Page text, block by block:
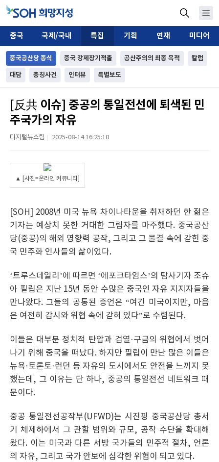
중국 국제/국내 특집 기획 연재 미디어
중국공산당 종식 중국 강제장기적출 공산주의의 최종 목적 칼럼
대담 충칭사건 인터뷰 특별보도
[反共 이슈] 중공의 통일전선에 퇴색된 민
주국가의 자유
디지털뉴스팀 2025-08-14 16:25:10
▲ [사진=온라인 커뮤니티]
[SOH] 2008년 미국 뉴욕 차이나타운을 취재하던 한 젊은
기자는 예상치 못한 거대한 그림자를 마주했다. 중국공산
당(중공)의 해외 영향력 공작, 그리고 그 물결 속에 갇힌 중
국 민주화 인사들의 삶이었다.
‘트루스데일리’에 따르면 ‘에포크타임스’의 탐사기자 조슈
아 필립은 지난 15년 동안 수많은 중국인 자유 지지자들을
만나왔다. 그들의 공통된 증언은 “여긴 미국이지만, 마음
은 여전히 감시와 위협 속에 갇혀 있다”로 수렴된다.
이들은 대부분 정치적 탄압과 검열·구금의 위협에서 벗어
나기 위해 중국을 떠났다. 하지만 필립이 만난 많은 이들은
뉴욕·토론토·런던 등 자유의 도시에서도 안전을 느끼지 못
했는데, 그 이유는 단 하나, 중공의 통일전선 네트워크 때
문이다.
중공 통일전선공작부(UFWD)는 시진핑 중국공산당 총서
기 체제하에서 그 관할 범위와 규모, 공작 수단을 확대해
왔다. 이는 미국과 다른 서방 국가들의 민주적 절차, 언론
의 자유, 그리고 국가 안보에 심각한 위협이 되고 있다.